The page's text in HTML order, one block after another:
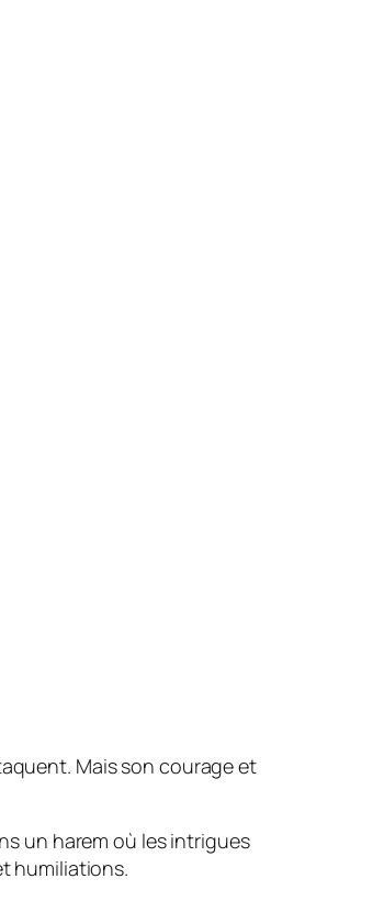
Mais son courage et
un harem où les intrigues
humiliations.